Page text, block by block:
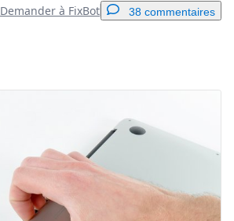
Demander à FixBot 38 commentaires
Annuler Publier un commentaire